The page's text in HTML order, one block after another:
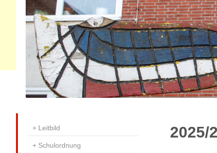
2025/
Leitbild
Schulordnung